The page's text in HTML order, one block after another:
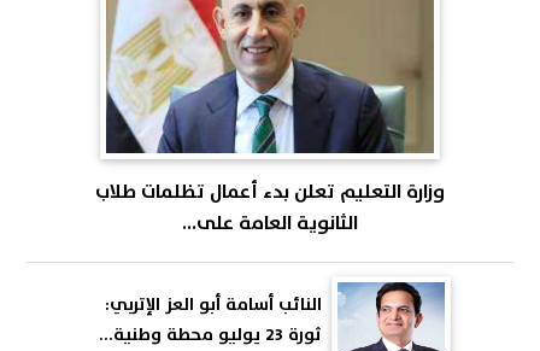
وزارة التعليم تعلن بدء أعمال تظلمات طلاب
الثانوية العامة على...
النائب أسامة أبو العز الإتربي:
ثورة 23 يوليو محطة وطنية...